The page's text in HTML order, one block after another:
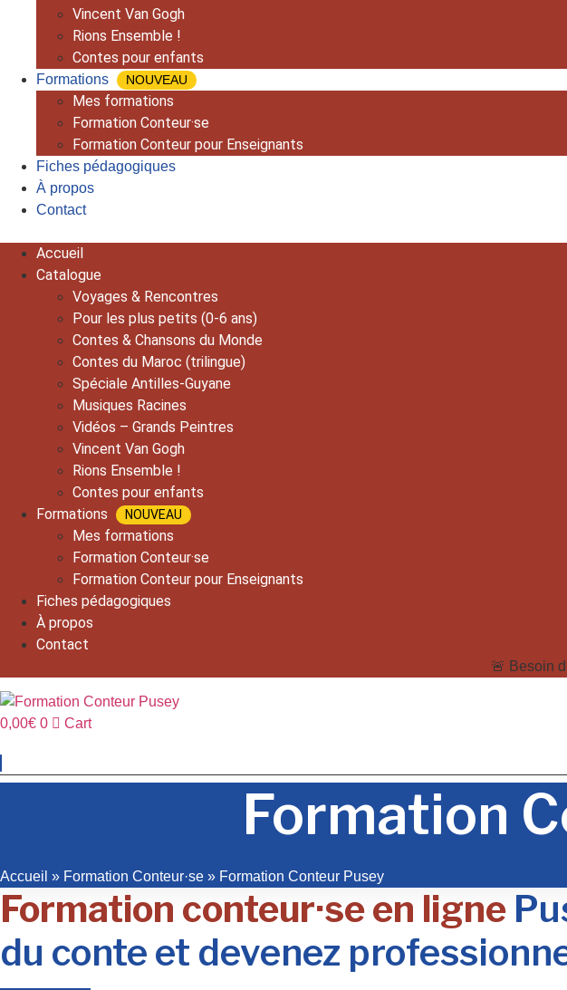
Vincent Van Gogh
Rions Ensemble !
Contes pour enfants
Formations NOUVEAU
Mes formations
Formation Conteur·se
Formation Conteur pour Enseignants
Fiches pédagogiques
À propos
Contact
Accueil
Catalogue
Voyages & Rencontres
Pour les plus petits (0-6 ans)
Contes & Chansons du Monde
Contes du Maroc (trilingue)
Spéciale Antilles-Guyane
Musiques Racines
Vidéos – Grands Peintres
Vincent Van Gogh
Rions Ensemble !
Contes pour enfants
Formations
NOUVEAU
Mes formations
Formation Conteur·se
Formation Conteur pour Enseignants
Fiches pédagogiques
À propos
Contact
🚨 Besoin
0,00€ 0 Cart
Formation
Accueil » Formation Conteur·se » Formation Conteur Pusey
Formation conteur·se en ligne
du conte et devenez